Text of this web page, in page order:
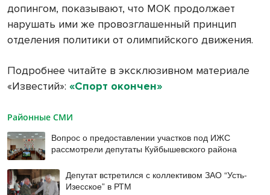
допингом, показывают, что МОК продолжает
нарушать ими же провозглашенный принцип
отделения политики от олимпийского движения.
Подробнее читайте в эксклюзивном материале
«Известий»: «Спорт окончен»
Районные СМИ
Вопрос о предоставлении участков под ИЖС
рассмотрели депутаты Куйбышевского района
Депутат встретился с коллективом ЗАО “Усть-
Изесское” в РТМ